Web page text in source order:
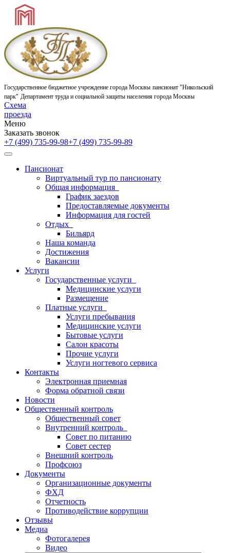
Государственное бюджетное учреждение города Москвы пансионат "Никольский
парк" Департамент труда и социальной защиты населения города Москвы
Схема
проезда
Меню
Заказать звонок
+7 (499) 735-99-98+7 (499) 735-99-89
Пансионат
Виртуальный тур по пансионату
Общая информация
График заездов
Предоставляемые документы
Информация для гостей
Отдых
Бильярд
Наша команда
Достижения
Вакансии
Услуги
Государственные услуги
Медицинские услуги
Размещение
Платные услуги
Услуги пребывания
Медицинские услуги
Бытовые услуги
Салон красоты
Прочие услуги
Услуги ногтевого сервиса
Контакты
Электронная приемная
Форма обратной связи
Новости
Общественный контроль
Общественный совет
Внутренний контроль
Совет по питанию
Совет сестер
Внешний контроль
Профсоюз
Документы
Организационные документы
ФХД
Отчетность
Противодействие коррупции
Отзывы
Медиа
Фотогалерея
Видео